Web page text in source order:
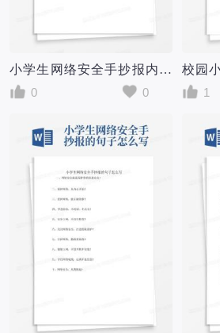
小学生网络安全手抄报内容
0
0
1